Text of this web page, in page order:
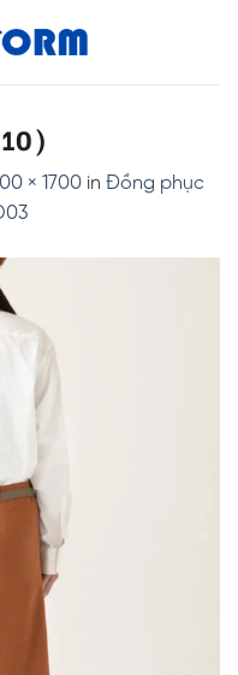
× 1700 in Đồng phục